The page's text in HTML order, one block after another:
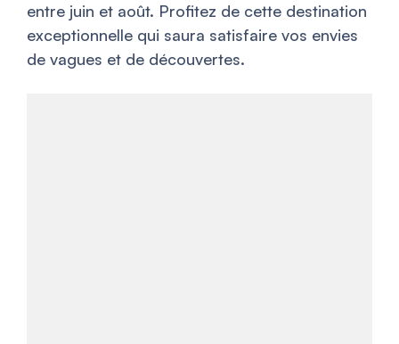
entre juin et août. Profitez de cette destination
exceptionnelle qui saura satisfaire vos envies
de vagues et de découvertes.